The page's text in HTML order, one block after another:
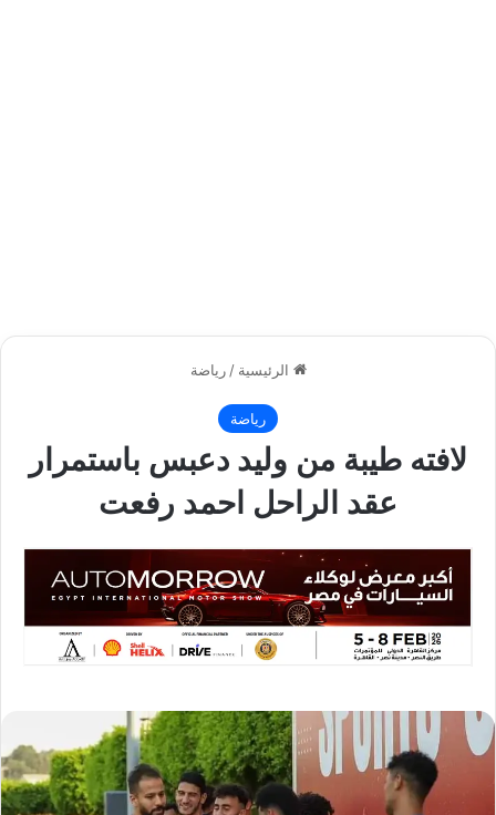
الرئيسية / رياضة
رياضة
لافته طيبة من وليد دعبس باستمرار
عقد الراحل احمد رفعت